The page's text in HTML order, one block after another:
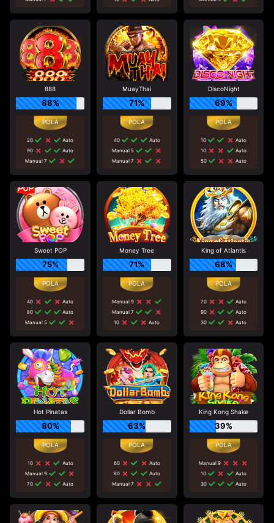
888
88%
20
Auto
90
Auto
Manual 7
MuayThai
71%
40
Auto
Manual 5
Manual 7
DiscoNight
69%
10
Auto
10
Auto
50
Auto
Sweet POP
75%
40
Auto
80
Auto
Manual 5
Money Tree
71%
Manual 9
Manual 7
10
Auto
King of Atlantis
68%
70
Auto
90
Auto
30
Auto
Hot Pinatas
80%
10
Auto
Manual 9
70
Auto
Dollar Bomb
63%
60
Auto
80
Auto
Manual 7
King Kong Shake
39%
Manual 9
10
Auto
30
Auto